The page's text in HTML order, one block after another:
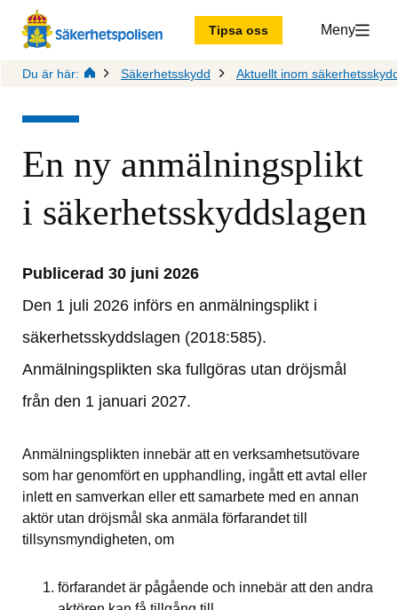
Tipsa oss Meny
Du är här: Säkerhetsskydd Aktuellt inom
En ny anmälningsplikt
i säkerhetsskyddslagen
Publicerad 30 juni 2026
Den 1 juli 2026 införs en anmälningsplikt i
säkerhetsskyddslagen (2018:585).
Anmälningsplikten ska fullgöras utan dröjsmål
från den 1 januari 2027.
Anmälningsplikten innebär att en verksamhetsutövare
som har genomfört en upphandling, ingått ett avtal eller
inlett en samverkan eller ett samarbete med en annan
aktör utan dröjsmål ska anmäla förfarandet till
tillsynsmyndigheten, om
förfarandet är pågående och innebär att den andra